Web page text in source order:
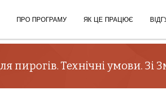
ПРО ПРОГРАМУ ЯК ЦЕ ПРАЦЮЄ
пирогів. Технічні умови.